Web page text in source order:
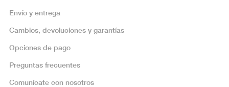
Envío y entrega
Cambios, devoluciones y garantías
Opciones de pago
Preguntas frecuentes
Comunícate con nosotros